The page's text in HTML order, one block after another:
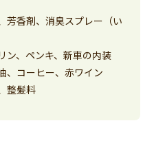
芳香剤、消臭スプレー（い
ン、ペンキ、新車の内装
、コーヒー、赤ワイン
整髪料